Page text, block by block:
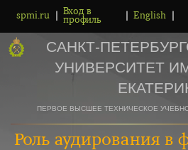
spmi.ru
Вход в
профиль
English
САНКТ-
УНИВЕРСИТЕТ
ПЕРВОЕ ВЫСШЕЕ ТЕХНИЧЕСКОЕ
Роль аудирования в